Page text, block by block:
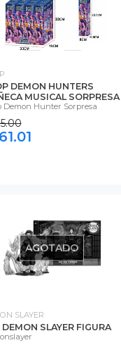
DEMON HUNTERS
MUSICAL SORPRESA
Demon Hunter Sorpresa
AGOTADO
SLAYER
DEMON SLAYER FIGURA